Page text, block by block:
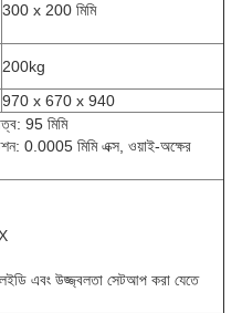
300 x 200 মিমি
200kg
970 x 670 x 940
95 মিমি
0.0005 মিমি এক্স, ওয়াই-অক্ষের
এবং উজ্জ্বলতা সেটআপ করা যেতে